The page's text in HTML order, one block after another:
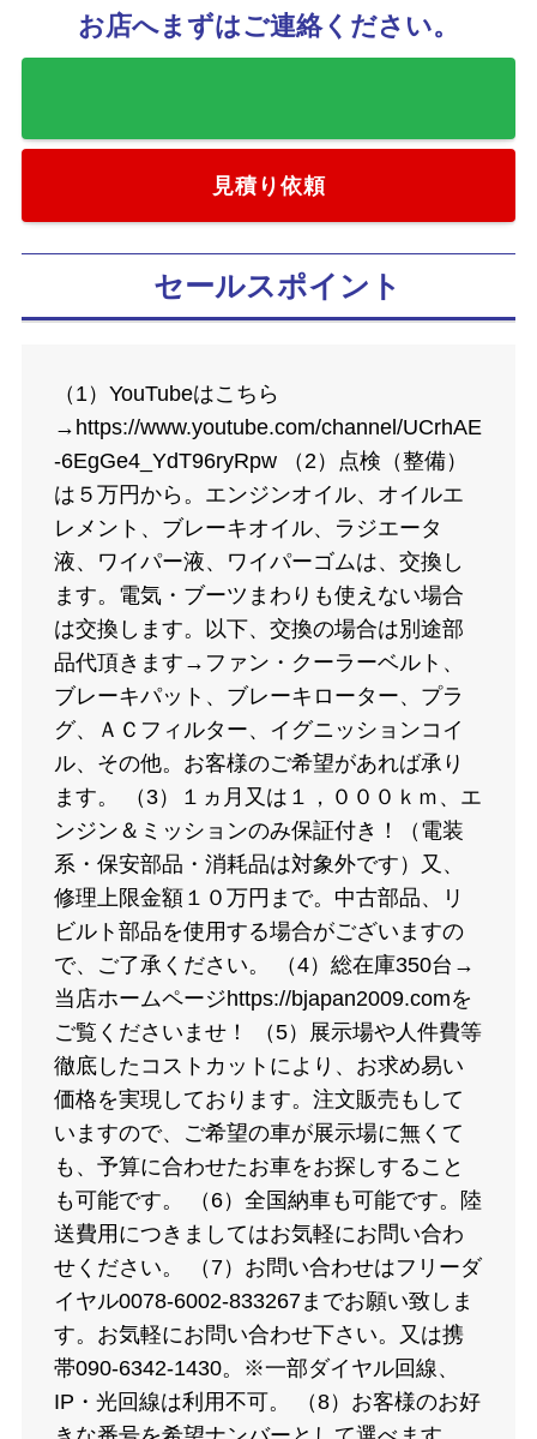
お店へまずはご連絡ください。
見積り依頼
セールスポイント
（1）YouTubeはこちら
→https://www.youtube.com/channel/UCrhAE
-6EgGe4_YdT96ryRpw （2）点検（整備）
は５万円から。エンジンオイル、オイルエ
レメント、ブレーキオイル、ラジエータ
液、ワイパー液、ワイパーゴムは、交換し
ます。電気・ブーツまわりも使えない場合
は交換します。以下、交換の場合は別途部
品代頂きます→ファン・クーラーベルト、
ブレーキパット、ブレーキローター、プラ
グ、ＡＣフィルター、イグニッションコイ
ル、その他。お客様のご希望があれば承り
ます。 （3）１ヵ月又は１，０００ｋｍ、エ
ンジン＆ミッションのみ保証付き！（電装
系・保安部品・消耗品は対象外です）又、
修理上限金額１０万円まで。中古部品、リ
ビルト部品を使用する場合がございますの
で、ご了承ください。 （4）総在庫350台→
当店ホームページhttps://bjapan2009.comを
ご覧くださいませ！ （5）展示場や人件費等
徹底したコストカットにより、お求め易い
価格を実現しております。注文販売もして
いますので、ご希望の車が展示場に無くて
も、予算に合わせたお車をお探しすること
も可能です。 （6）全国納車も可能です。陸
送費用につきましてはお気軽にお問い合わ
せください。 （7）お問い合わせはフリーダ
イヤル0078-6002-833267までお願い致しま
す。お気軽にお問い合わせ下さい。又は携
帯090-6342-1430。※一部ダイヤル回線、
IP・光回線は利用不可。 （8）お客様のお好